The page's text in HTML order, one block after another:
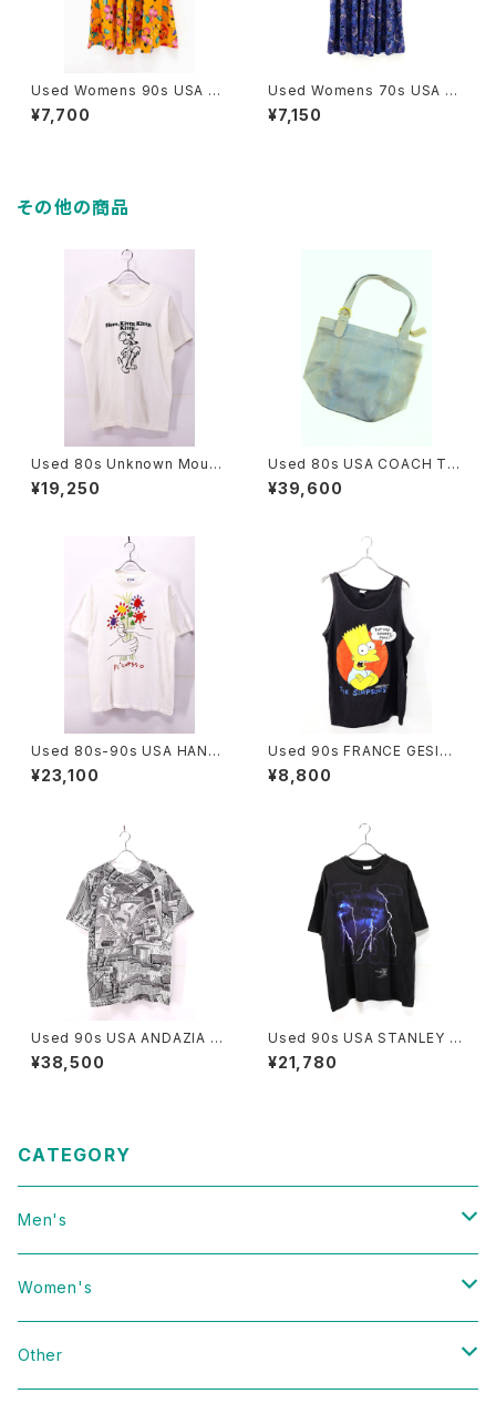
Used Womens 90s USA Vi
vid Orange Flower Long Fl
are Skirt Size W27.5 古着
¥7,700
Used Womens 70s USA Pe
ndleton leaf pattern rayon
skirts Size W28 古着
¥7,150
その他の商品
Used 80s Unknown Mouse
Ero Graphic T-Shirt Size L
相当 古着
¥19,250
Used 80s USA COACH Tur
quoise Rare Color Fade Gr
ab Leather Big Size Shold
¥39,600
Used 80s-90s USA HANES
PICASSO The Bouquet Art
Graphic T-Shirt Size L 古着
¥23,100
Used 90s FRANCE GESIM
CORP The Simpsons Bart
Black Cotton Tank Top Siz
¥8,800
Used 90s USA ANDAZIA M
C ESCHER Relativity Trick
Art All Over Graphic T-Shir
¥38,500
Used 90s USA STANLEY D
ESANTIS X-FILE SF TV Gra
phic T-Shirt Size L 古着
¥21,780
CATEGORY
Men's
Vintage
Domestic
Women's
Vintage
Other